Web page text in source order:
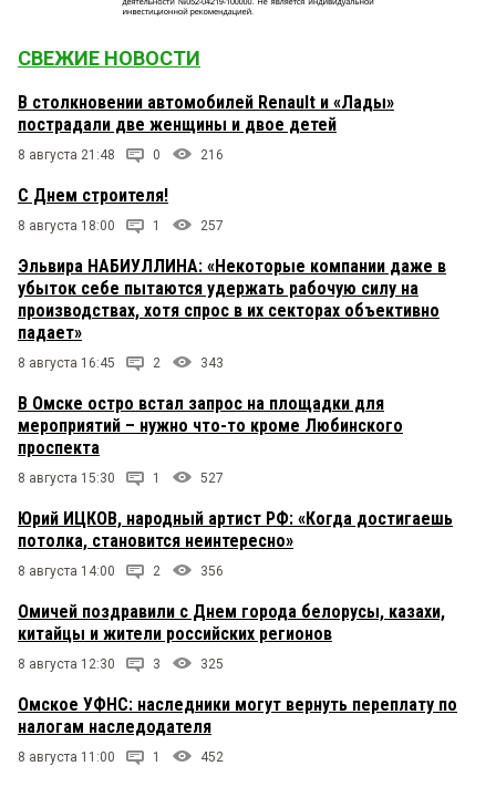
СВЕЖИЕ НОВОСТИ
В столкновении автомобилей Renault и «Лады»
пострадали две женщины и двое детей
8 августа 21:48 0 216
С Днем строителя!
8 августа 18:00 1 257
Эльвира НАБИУЛЛИНА: «Некоторые компании даже в
убыток себе пытаются удержать рабочую силу на
производствах, хотя спрос в их секторах объективно
падает»
8 августа 16:45 2 343
В Омске остро встал запрос на площадки для
мероприятий – нужно что-то кроме Любинского
проспекта
8 августа 15:30 1 527
Юрий ИЦКОВ, народный артист РФ: «Когда достигаешь
потолка, становится неинтересно»
8 августа 14:00 2 356
Омичей поздравили с Днем города белорусы, казахи,
китайцы и жители российских регионов
8 августа 12:30 3 325
Омское УФНС: наследники могут вернуть переплату по
налогам наследодателя
8 августа 11:00 1 452